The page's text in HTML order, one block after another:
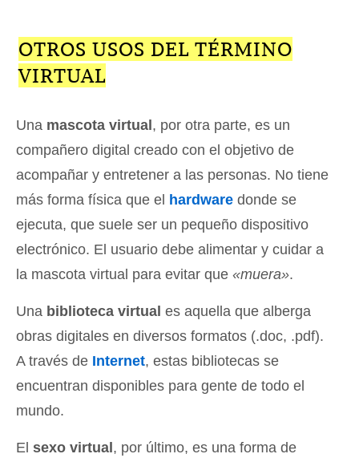
OTROS USOS DEL TÉRMINO
VIRTUAL
Una mascota virtual , por otra parte, es un
compañero digital creado con el objetivo de
acompañar y entretener a las personas. No tiene
más forma física que el hardware donde se
ejecuta, que suele ser un pequeño dispositivo
electrónico. El usuario debe alimentar y cuidar a
la mascota virtual para evitar que «muera».
Una biblioteca virtual es aquella que alberga
obras digitales en diversos formatos (.doc, .pdf).
A través de Internet, estas bibliotecas se
encuentran disponibles para gente de todo el
mundo.
El sexo virtual , por último, es una forma de